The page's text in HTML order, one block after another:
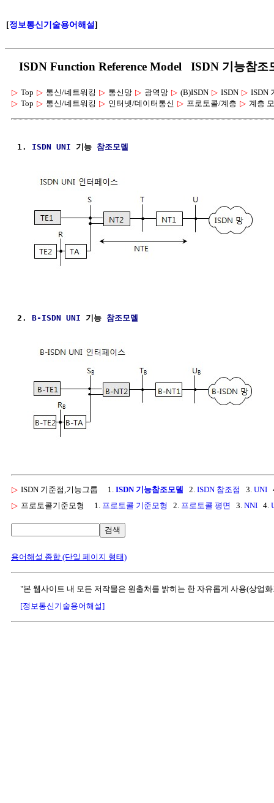
[정보통신기술용어해설]
ISDN Function Reference Model ISDN 기능참조
▷ Top ▷ 통신/네트워킹 ▷ 통신망 ▷ 광역망 ▷ (B)ISDN ▷ ISDN ▷ ISDN
▷ Top ▷ 통신/네트워킹 ▷ 인터넷/데이터통신 ▷ 프로토콜/계층 ▷ 계층
1. ISDN UNI 기능 참조모델
2. B-ISDN UNI 기능 참조모델
▷ ISDN 기준점,기능그룹 1. ISDN 기능참조모델 2. ISDN 참조점 3. UNI
▷ 프로토콜기준모형 1. 프로토콜 기준모형 2. 프로토콜 평면 3. NNI 4.
검색
용어해설 종합 (단일 페이지 형태)
"본 웹사이트 내 모든 저작물은 원출처를 밝히는 한 자유롭게 사용(상업
[정보통신기술용어해설]